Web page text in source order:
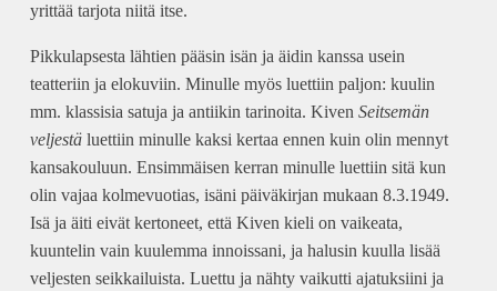
yrittää tarjota niitä itse.
Pikkulapsesta lähtien pääsin isän ja äidin kanssa usein
teatteriin ja elokuviin. Minulle myös luettiin paljon: kuulin
mm. klassisia satuja ja antiikin tarinoita. Kiven Seitsemän
veljestäluettiin minulle kaksi kertaa ennen kuin olin mennyt
kansakouluun. Ensimmäisen kerran minulle luettiin sitä kun
olin vajaa kolmevuotias, isäni päiväkirjan mukaan 8.3.1949.
Isä ja äiti eivät kertoneet, että Kiven kieli on vaikeata,
kuuntelin vain kuulemma innoissani, ja halusin kuulla lisää
veljesten seikkailuista. Luettu ja nähty vaikutti ajatuksiini ja